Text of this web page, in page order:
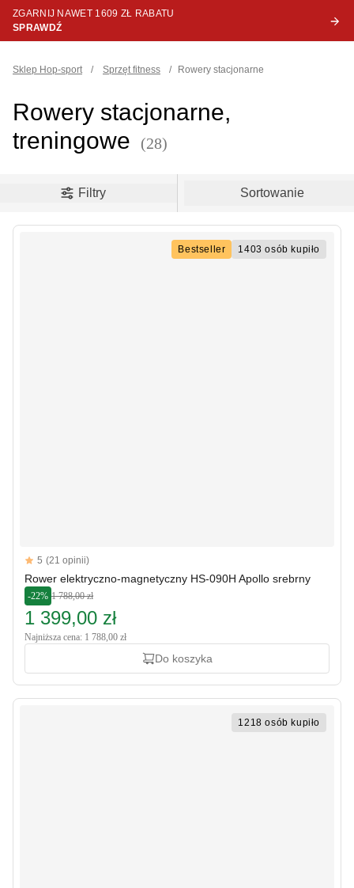
ZGARNIJ NAWET 1609 ZŁ RABATU
SPRAWDŹ
Sklep Hop-sport / Sprzęt fitness / Rowery stacjonarne
Rowery stacjonarne,
treningowe
(28)
Filtry Sortowanie
Bestseller 1403 osób kupiło
Reviews
5 out of 5 stars
5 (21 opinii)
Rower elektryczno-magnetyczny HS-090H Apollo srebrny
-22% 1 788,00 zł
1 399,00 zł
Najniższa cena: 1 788,00 zł
Do koszyka
1218 osób kupiło